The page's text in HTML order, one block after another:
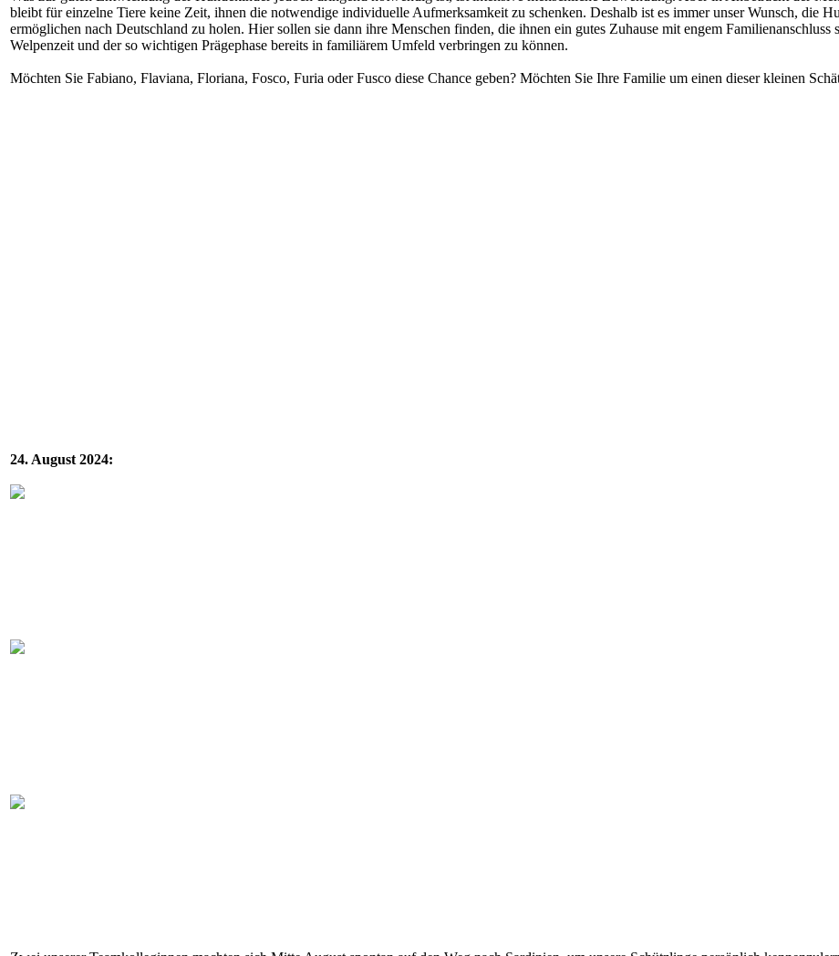
bleibt für einzelne Tiere keine Zeit, ihnen die notwendige individuelle Aufmerksamkeit zu schenken. Deshalb ist es immer unser Wunsch, die
ermöglichen nach Deutschland zu holen. Hier sollen sie dann ihre Menschen finden, die ihnen ein gutes Zuhause mit engem
Welpenzeit und der so wichtigen Prägephase bereits in familiärem Umfeld verbringen zu können.
Möchten Sie Fabiano, Flaviana, Floriana, Fosco, Furia oder Fusco diese Chance geben? Möchten Sie Ihre Familie um einen dieser kleinen
24. August 2024: